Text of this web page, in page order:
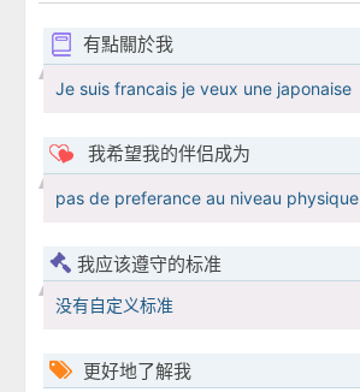
有點關於我
Je suis francais je veux une japonaise
我希望我的伴侣成为
pas de preferance au niveau physique
我应该遵守的标准
没有自定义标准
更好地了解我